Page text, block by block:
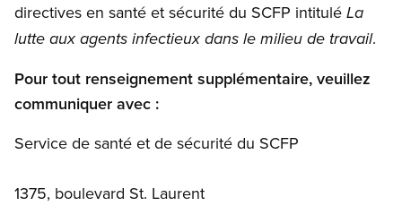
directives en santé et sécurité du SCFP intitulé La
lutte aux agents infectieux dans le milieu de travail.
Pour tout renseignement supplémentaire, veuillez
communiquer avec :
Service de santé et de sécurité du SCFP
1375, boulevard St. Laurent